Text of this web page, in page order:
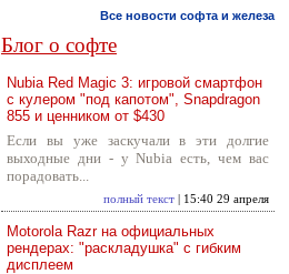
Все новости софта и железа
Блог о софте
Nubia Red Magic 3: игровой смартфон
с кулером "под капотом", Snapdragon
855 и ценником от $430
Если вы уже заскучали в эти долгие
выходные дни - у Nubia есть, чем вас
порадовать...
полный текст | 15:40 29 апреля
Motorola Razr на официальных
рендерах: "раскладушка" с гибким
дисплеем